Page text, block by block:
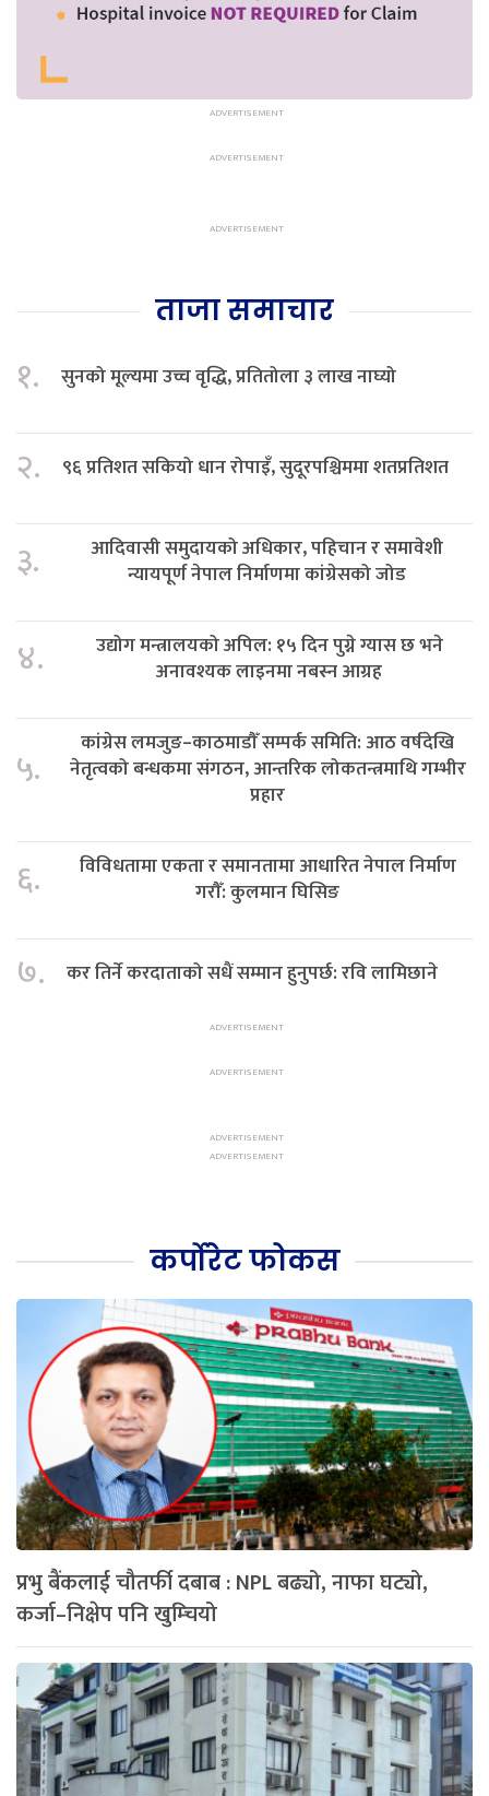
ताजा समाचार
१. सुनको मूल्यमा उच्च वृद्धि, प्रतितोला ३ लाख नाघ्यो
२. ९६ प्रतिशत सकियो धान रोपाइँ, सुदूरपश्चिममा शतप्रतिशत
३.
आदिवासी समुदायको अधिकार, पहिचान र समावेशी
न्यायपूर्ण नेपाल निर्माणमा कांग्रेसको जोड
४.
उद्योग मन्त्रालयको अपिल: १५ दिन पुग्ने ग्यास छ भने
अनावश्यक लाइनमा नबस्न आग्रह
५.
कांग्रेस लमजुङ–काठमाडौँ सम्पर्क समिति: आठ वर्षदेखि
नेतृत्वको बन्धकमा संगठन, आन्तरिक लोकतन्त्रमाथि गम्भीर
प्रहार
६.
विविधतामा एकता र समानतामा आधारित नेपाल निर्माण
गरौँ: कुलमान घिसिङ
७. कर तिर्ने करदाताको सधैं सम्मान हुनुपर्छ: रवि लामिछाने
कर्पोरेट फोकस
प्रभु बैंकलाई चौतर्फी दबाब : NPL बढ्यो, नाफा घट्यो,
कर्जा–निक्षेप पनि खुम्चियो